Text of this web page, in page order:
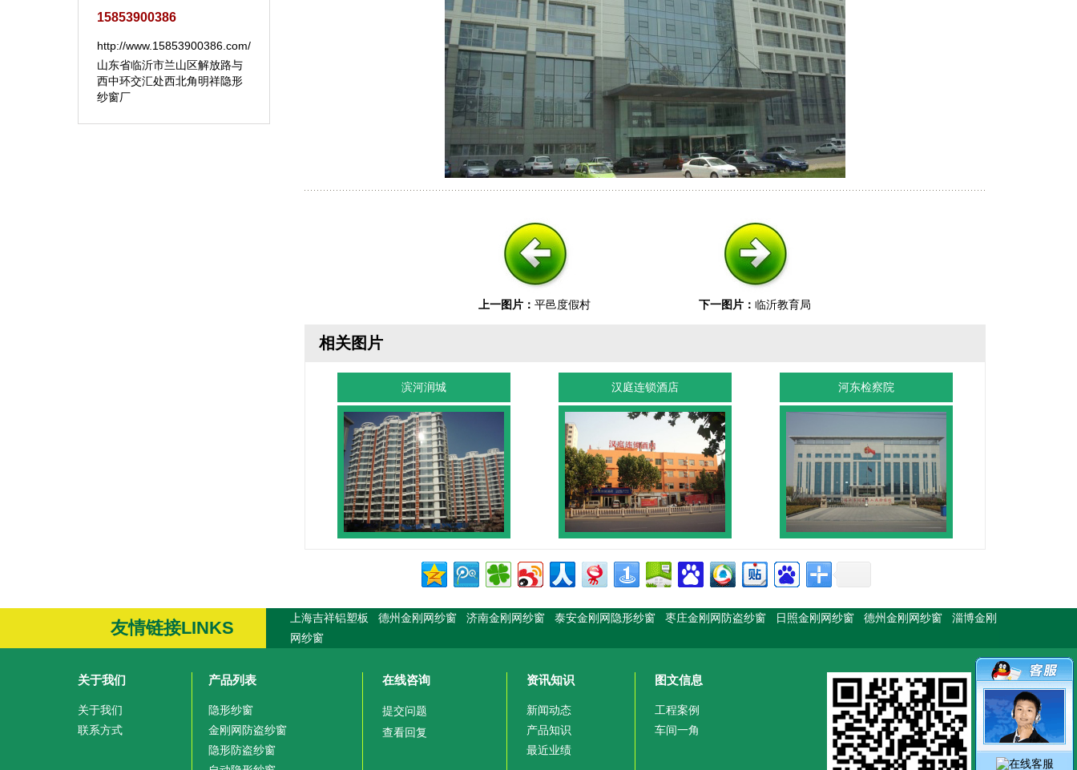
15853900386
http://www.15853900386.com/
山东省临沂市兰山区解放路与
西中环交汇处西北角明祥隐形
纱窗厂
上一图片： 平邑度假村 下一图片： 临沂教育局
相关图片
滨河润城 汉庭连锁酒店 河东检察院
友情链接LINKS 上海吉祥铝塑板 德州金刚网纱窗 济南金刚网纱窗 泰安金刚网隐形纱窗 枣庄金刚网防盗纱窗 日照金刚网纱窗 德州金刚网纱窗
淄博金刚
网纱窗
关于我们
关于我们
联系方式
产品列表
隐形纱窗
金刚网防盗纱窗
隐形防盗纱窗
在线咨询
提交问题
查看回复
资讯知识
新闻动态
产品知识
最近业绩
图文信息
工程案例
车间一角